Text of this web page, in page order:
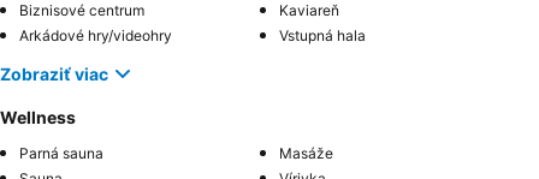
Biznisové centrum
Kaviareň
Arkádové hry/videohry
Vstupná hala
Zobraziť viac
Wellness
Parná sauna
Masáže